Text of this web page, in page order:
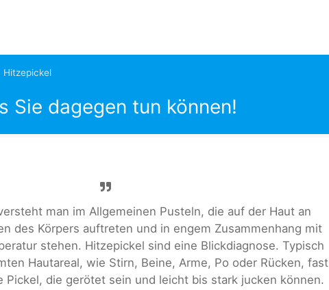
Hitzepickel
Sie dagegen tun können!
man im Allgemeinen Pusteln, die auf der Haut an
des Körpers auftreten und in engem Zusammenhang mit
stehen. Hitzepickel sind eine Blickdiagnose. Typisch
Hautareal, wie Stirn, Beine, Arme, Po oder Rücken, fast
Pickel, die gerötet sein und leicht bis stark jucken können.